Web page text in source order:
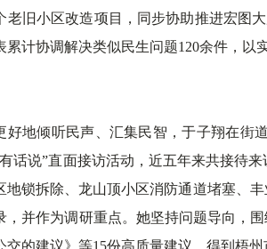
老旧小区改造项目，同步协助推进宏图
累计协调解决类似民生问题120余件，以
好地倾听民声、汇集民智，于子翔在街
话说”直面接访活动，近五年来共接待
地锁拆除、龙山顶小区消防通道堵塞、
，并作为调研重点。她坚持问题导向，